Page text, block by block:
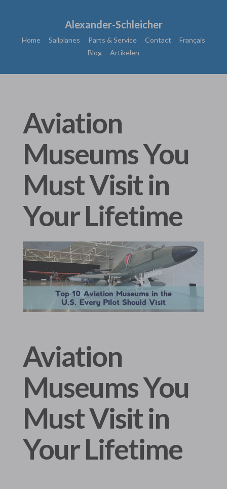
Alexander-Schleicher
Home Sailplanes Parts & Service Contact
Français
Blog
Artikelen
Aviation
Museums You
Must Visit in
Your Lifetime
Aviation
Museums You
Must Visit in
Your Lifetime